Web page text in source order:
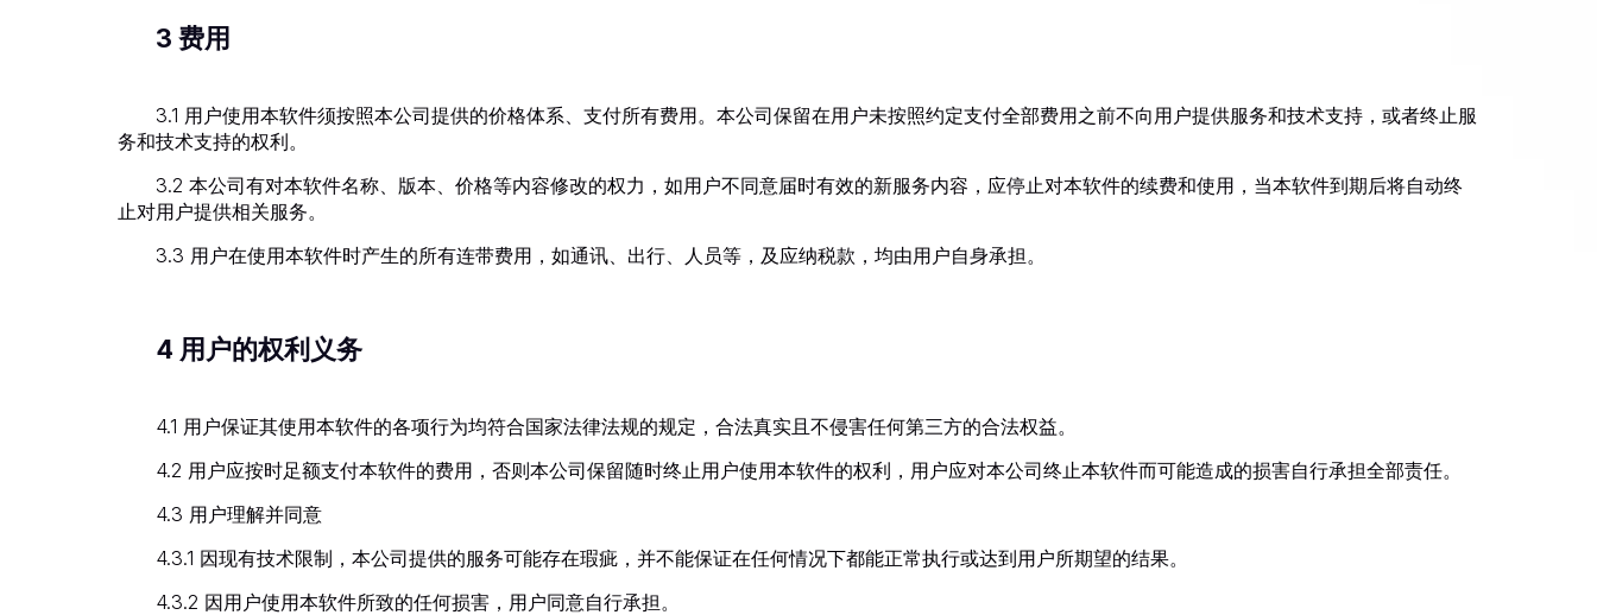
3 费用
3.1 用户使用本软件须按照本公司提供的价格体系、支付所有费用。本公司保留在用户未按照约定支付全部费用之前不向用户提供服务和技术支持，或者终止服
务和技术支持的权利。
3.2 本公司有对本软件名称、版本、价格等内容修改的权力，如用户不同意届时有效的新服务内容，应停止对本软件的续费和使用，当本软件到期后将自动终
止对用户提供相关服务。
3.3 用户在使用本软件时产生的所有连带费用，如通讯、出行、人员等，及应纳税款，均由用户自身承担。
4 用户的权利义务
4.1 用户保证其使用本软件的各项行为均符合国家法律法规的规定，合法真实且不侵害任何第三方的合法权益。
4.2 用户应按时足额支付本软件的费用，否则本公司保留随时终止用户使用本软件的权利，用户应对本公司终止本软件而可能造成的损害自行承担全部责任。
4.3 用户理解并同意
4.3.1 因现有技术限制，本公司提供的服务可能存在瑕疵，并不能保证在任何情况下都能正常执行或达到用户所期望的结果。
4.3.2 因用户使用本软件所致的任何损害，用户同意自行承担。